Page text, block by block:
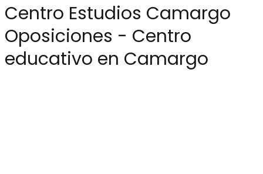
Centro Estudios Camargo
Oposiciones - Centro
educativo en Camargo